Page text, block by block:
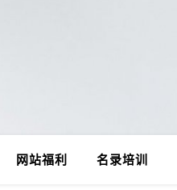
网站福利 名录培训